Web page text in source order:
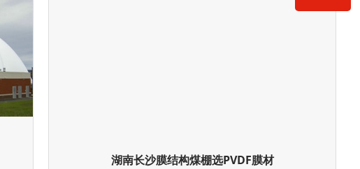
湖南长沙膜结构煤棚选PVDF膜材